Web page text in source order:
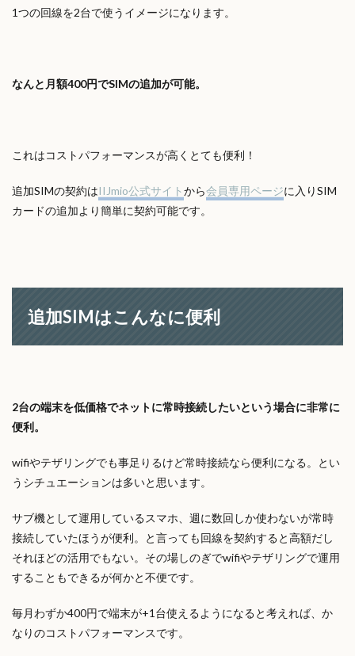
1つの回線を2台で使うイメージになります。
なんと月額400円でSIMの追加が可能。
これはコストパフォーマンスが高くとても便利！
追加SIMの契約はIIJmio公式サイトから会員専用ページに入りSIM
カードの追加より簡単に契約可能です。
追加SIMはこんなに便利
2台の端末を低価格でネットに常時接続したいという場合に非常に
便利。
wifiやテザリングでも事足りるけど常時接続なら便利になる。とい
うシチュエーションは多いと思います。
サブ機として運用しているスマホ、週に数回しか使わないが常時
接続していたほうが便利。と言っても回線を契約すると高額だし
それほどの活用でもない。その場しのぎでwifiやテザリングで運用
することもできるが何かと不便です。
毎月わずか400円で端末が+1台使えるようになると考えれば、か
なりのコストパフォーマンスです。